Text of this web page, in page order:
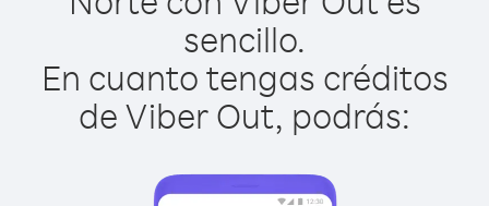
sencillo.
En cuanto tengas créditos
de Viber Out, podrás: